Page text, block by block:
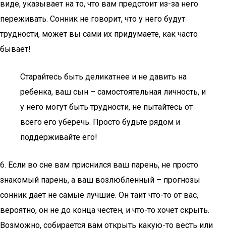
виде, указывает на то, что вам предстоит из-за него
переживать. Сонник не говорит, что у него будут
трудности, может вы сами их придумаете, как часто
бывает!
Старайтесь быть деликатнее и не давить на
ребенка, ваш сын – самостоятельная личность, и
у него могут быть трудности, не пытайтесь от
всего его уберечь. Просто будьте рядом и
поддерживайте его!
6. Если во сне вам приснился ваш парень, не просто
знакомый парень, а ваш возлюбленный – прогнозы
сонник дает не самые лучшие. Он таит что-то от вас,
вероятно, он не до конца честен, и что-то хочет скрыть.
Возможно, собирается вам открыть какую-то весть или